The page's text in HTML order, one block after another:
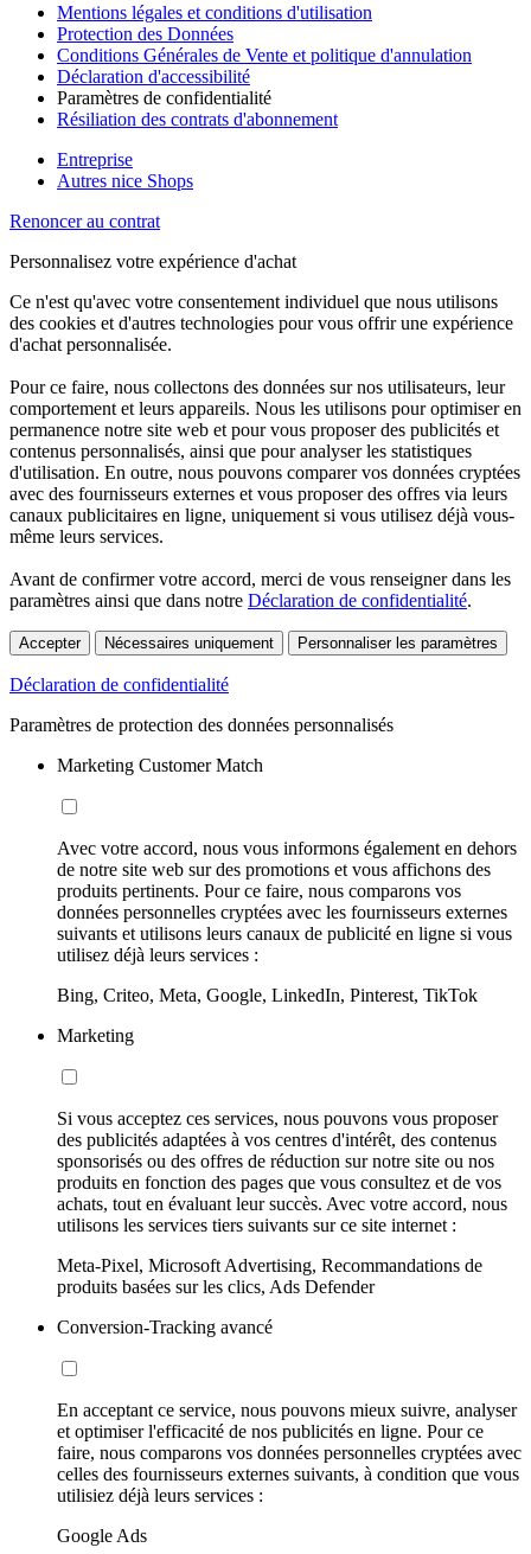
Mentions légales et conditions d'utilisation
Protection des Données
Conditions Générales de Vente et politique d'annulation
Déclaration d'accessibilité
Paramètres de confidentialité
Résiliation des contrats d'abonnement
Entreprise
Autres nice Shops
Renoncer au contrat
Personnalisez votre expérience d'achat
Ce n'est qu'avec votre consentement individuel que nous utilisons
des cookies et d'autres technologies pour vous offrir une expérience
d'achat personnalisée.
Pour ce faire, nous collectons des données sur nos utilisateurs, leur
comportement et leurs appareils. Nous les utilisons pour optimiser en
permanence notre site web et pour vous proposer des publicités et
contenus personnalisés, ainsi que pour analyser les statistiques
d'utilisation. En outre, nous pouvons comparer vos données cryptées
avec des fournisseurs externes et vous proposer des offres via leurs
canaux publicitaires en ligne, uniquement si vous utilisez déjà vous-
même leurs services.
Avant de confirmer votre accord, merci de vous renseigner dans les
paramètres ainsi que dans notre Déclaration de confidentialité.
Accepter Nécessaires uniquement Personnaliser les paramètres
Déclaration de confidentialité
Paramètres de protection des données personnalisés
Marketing Customer Match
Avec votre accord, nous vous informons également en dehors
de notre site web sur des promotions et vous affichons des
produits pertinents. Pour ce faire, nous comparons vos
données personnelles cryptées avec les fournisseurs externes
suivants et utilisons leurs canaux de publicité en ligne si vous
utilisez déjà leurs services :
Bing, Criteo, Meta, Google, LinkedIn, Pinterest, TikTok
Marketing
Si vous acceptez ces services, nous pouvons vous proposer
des publicités adaptées à vos centres d'intérêt, des contenus
sponsorisés ou des offres de réduction sur notre site ou nos
produits en fonction des pages que vous consultez et de vos
achats, tout en évaluant leur succès. Avec votre accord, nous
utilisons les services tiers suivants sur ce site internet :
Meta-Pixel, Microsoft Advertising, Recommandations de
produits basées sur les clics, Ads Defender
Conversion-Tracking avancé
En acceptant ce service, nous pouvons mieux suivre, analyser
et optimiser l'efficacité de nos publicités en ligne. Pour ce
faire, nous comparons vos données personnelles cryptées avec
celles des fournisseurs externes suivants, à condition que vous
utilisiez déjà leurs services :
Google Ads